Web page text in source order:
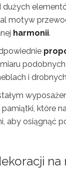
motyw
harmonii.
i
które
aby osiągnąć